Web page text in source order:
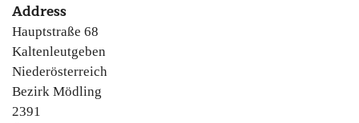
Address
Hauptstraße 68
Kaltenleutgeben
Niederösterreich
Bezirk Mödling
2391